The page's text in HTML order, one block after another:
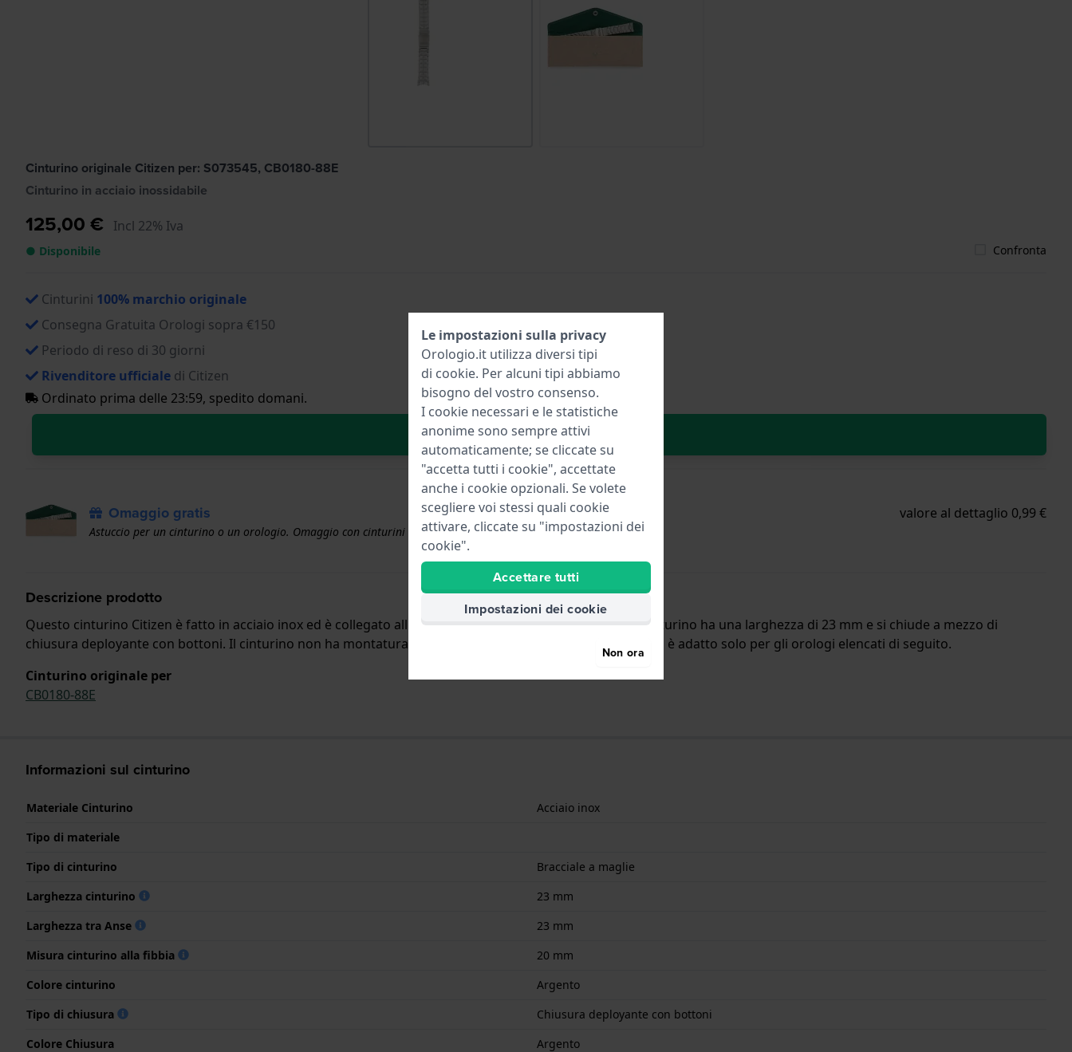
Cinturino originale Citizen per: S073545, CB0180-88E
Cinturino in acciaio inossidabile
125,00 € Incl 22% Iva
● Disponibile Confronta
Cinturini 100% marchio originale
Consegna Gratuita Orologi sopra €150
Periodo di reso di 30 giorni
Rivenditore ufficiale di Citizen
Ordinato prima delle 23:59, spedito domani.
Aggiungi al carrello
Omaggio gratis valore al dettaglio 0,99 €
Astuccio per un cinturino o un orologio. Omaggio con cinturini superiori a € 50
Descrizione prodotto
Questo cinturino Citizen è fatto in acciaio inox ed è collegato all'orologio per mezzo di perni a molla. Il cinturino ha una larghezza di 23 mm e si chiude a mezzo di
chiusura deployante con bottoni. Il cinturino non ha montatura dritta, il che significa che questo cinturino è adatto solo per gli orologi elencati di seguito.
Cinturino originale per
CB0180-88E
Informazioni sul cinturino
Materiale Cinturino
Acciaio inox
Tipo di materiale
Tipo di cinturino
Bracciale a maglie
Larghezza cinturino
23 mm
Larghezza tra Anse
23 mm
Misura cinturino alla fibbia
20 mm
Colore cinturino
Argento
Tipo di chiusura
Chiusura deployante con bottoni
Colore Chiusura
Argento
Le impostazioni sulla privacy
Orologio.it utilizza diversi tipi
di cookie. Per alcuni tipi abbiamo
bisogno del vostro consenso.
I cookie necessari e le statistiche
anonime sono sempre attivi
automaticamente; se cliccate su
"accetta tutti i cookie", accettate
anche i cookie opzionali. Se volete
scegliere voi stessi quali cookie
attivare, cliccate su "impostazioni dei
cookie".
Accettare tutti
Impostazioni dei cookie
Non ora